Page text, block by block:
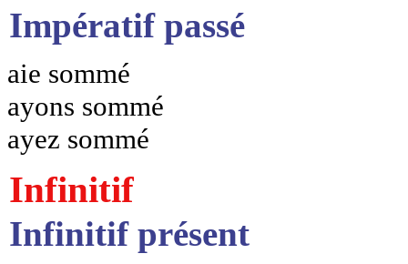
Impératif passé
aie sommé
ayons sommé
ayez sommé
Infinitif
Infinitif présent